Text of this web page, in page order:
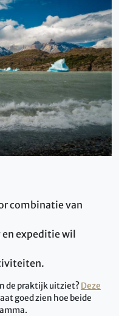
combinatie van
en expeditie wil
de praktijk uitziet?Deze
laat goed zien hoe beide